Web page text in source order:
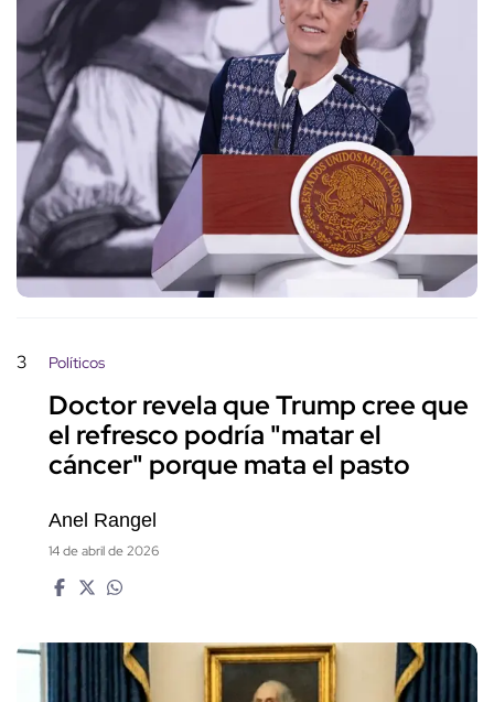
3 Políticos
Doctor revela que Trump cree que
el refresco podría "matar el
cáncer" porque mata el pasto
Anel Rangel
14 de abril de 2026